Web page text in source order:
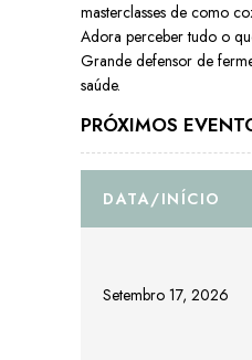
masterclasses de como
Adora perceber tudo o
Grande defensor de
saúde.
PRÓXIMOS
DATA/INÍCIO
Setembro 17, 2026